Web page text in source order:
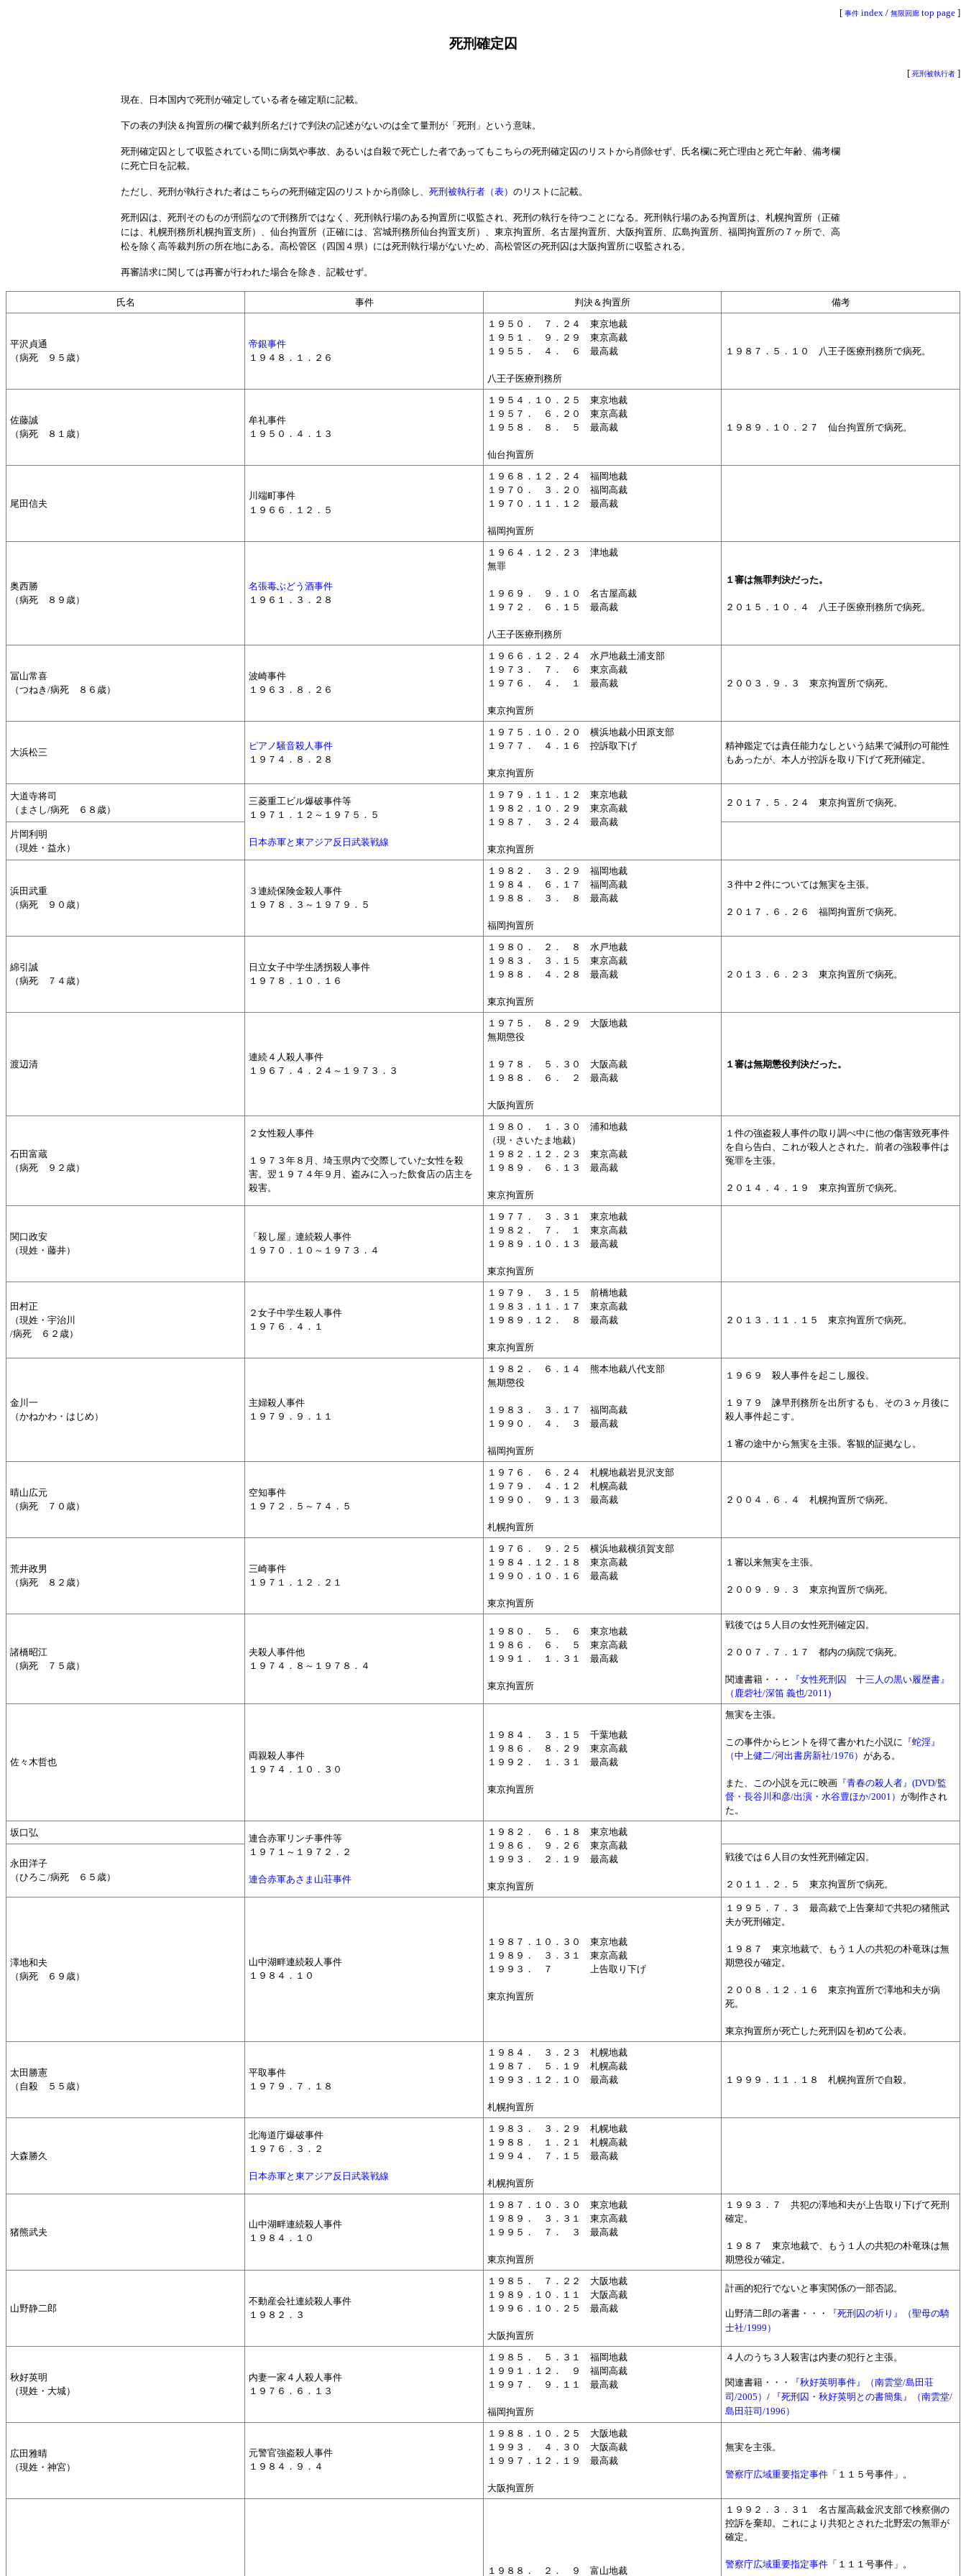
[ 事件 index / 無限回廊 top page ]
死刑確定囚
[ 死刑被執行者 ]
現在、日本国内で死刑が確定している者を確定順に記載。
下の表の判決＆拘置所の欄で裁判所名だけで判決の記述がないのは全て量刑が「死刑」という意味。
死刑確定囚として収監されている間に病気や事故、あるいは自殺で死亡した者であってもこちらの死刑確定囚のリストから削除せず、氏名欄に死亡理由と死亡年齢、備考欄
に死亡日を記載。
ただし、死刑が執行された者はこちらの死刑確定囚のリストから削除し、 死刑被執行者（表） のリストに記載。
死刑囚は、死刑そのものが刑罰なので刑務所ではなく、死刑執行場のある拘置所に収監され、死刑の執行を待つことになる。死刑執行場のある拘置所は、札幌拘置所（正確
には、札幌刑務所札幌拘置支所）、仙台拘置所（正確には、宮城刑務所仙台拘置支所）、東京拘置所、名古屋拘置所、大阪拘置所、広島拘置所、福岡拘置所の７ヶ所で、高
松を除く高等裁判所の所在地にある。高松管区（四国４県）には死刑執行場がないため、高松管区の死刑囚は大阪拘置所に収監される。
再審請求に関しては再審が行われた場合を除き、記載せず。
氏名 事件 判決＆拘置所 備考
平沢貞通
（病死 ９５歳）
帝銀事件
１９４８．１．２６
１９５０．
７．２４ 東京地裁
１９５１．
９．２９ 東京高裁
１９５５．
４． ６ 最高裁
八王子医療刑務所
１９８７． ５．１０ 八王子医療刑務所で病死。
佐藤誠
（病死 ８１歳）
牟礼事件
１９５０．４．１３
１９５４．１０．２５ 東京地裁
１９５７．
６．２０ 東京高裁
１９５８．
８． ５ 最高裁
仙台拘置所
１９８９．１０．２７ 仙台拘置所で病死。
尾田信夫
川端町事件
１９６６．１２．５
１９６８．１２．２４ 福岡地裁
１９７０．
３．２０ 福岡高裁
１９７０．１１．１２ 最高裁
福岡拘置所
奥西勝
（病死 ８９歳）
名張毒ぶどう酒事件
１９６１．３．２８
１９６４．１２．２３ 津地裁
無罪
１９６９．
９．１０ 名古屋高裁
１９７２．
６．１５ 最高裁
八王子医療刑務所
１審は無罪判決だった。
２０１５．１０．４ 八王子医療刑務所で病死。
冨山常喜
（つねき/病死 ８６歳）
波崎事件
１９６３．８．２６
１９６６．１２．２４ 水戸地裁土浦支部
１９７３．
７．
６ 東京高裁
１９７６．
４． １ 最高裁
東京拘置所
２００３． ９． ３ 東京拘置所で病死。
大浜松三
ピアノ騒音殺人事件
１９７４．８．２８
１９７５．１０．２０ 横浜地裁小田原支部
１９７７．
４．１６ 控訴取下げ
東京拘置所
精神鑑定では責任能力なしという結果で減刑の可能性
もあったが、本人が控訴を取り下げて死刑確定。
大道寺将司
（まさし/病死 ６８歳）
三菱重工ビル爆破事件等
１９７１．１２～１９７５．５
日本赤軍と東アジア反日武装戦線
１９７９．１１．１２ 東京地裁
１９８２．１０．２９ 東京高裁
１９８７．
３．２４ 最高裁
東京拘置所
２０１７．５．２４ 東京拘置所で病死。
片岡利明
（現姓・益永）
浜田武重
（病死 ９０歳）
３連続保険金殺人事件
１９７８．３～１９７９．５
１９８２．
３．２９ 福岡地裁
１９８４．
６．１７ 福岡高裁
１９８８．
３． ８ 最高裁
福岡拘置所
３件中２件については無実を主張。
２０１７．６．２６ 福岡拘置所で病死。
綿引誠
（病死 ７４歳）
日立女子中学生誘拐殺人事件
１９７８．１０．１６
１９８０． ２．
８ 水戸地裁
１９８３．
３．１５ 東京高裁
１９８８．
４．２８ 最高裁
東京拘置所
２０１３．６．２３ 東京拘置所で病死。
渡辺清
連続４人殺人事件
１９６７．４．２４～１９７３．３
１９７５．
８．２９ 大阪地裁
無期懲役
１９７８．
５．３０ 大阪高裁
１９８８．
６． ２ 最高裁
大阪拘置所
１審は無期懲役判決だった。
石田富蔵
（病死 ９２歳）
２女性殺人事件
１９７３年８月、埼玉県内で交際していた女性を殺
害。翌１９７４年９月、盗みに入った飲食店の店主を
殺害。
１９８０．
１．３０ 浦和地裁
（現・さいたま地裁）
１９８２．１２．２３ 東京高裁
１９８９．
６．１３ 最高裁
東京拘置所
１件の強盗殺人事件の取り調べ中に他の傷害致死事件
を自ら告白、これが殺人とされた。前者の強殺事件は
冤罪を主張。
２０１４．４．１９ 東京拘置所で病死。
関口政安
（現姓・藤井）
「殺し屋」連続殺人事件
１９７０．１０～１９７３．４
１９７７．
３．３１ 東京地裁
１９８２．
７．
１ 東京高裁
１９８９．１０．１３ 最高裁
東京拘置所
田村正
（現姓・宇治川
/病死 ６２歳）
２女子中学生殺人事件
１９７６．４．１
１９７９．
３．１５ 前橋地裁
１９８３．１１．１７ 東京高裁
１９８９．１２．
８ 最高裁
東京拘置所
２０１３．１１．１５ 東京拘置所で病死。
金川一
（かねかわ・はじめ）
主婦殺人事件
１９７９．９．１１
１９８２．
６．１４ 熊本地裁八代支部
無期懲役
１９８３．
３．１７ 福岡高裁
１９９０．
４． ３ 最高裁
福岡拘置所
１９６９ 殺人事件を起こし服役。
１９７９ 諫早刑務所を出所するも、その３ヶ月後に
殺人事件起こす。
１審の途中から無実を主張。客観的証拠なし。
晴山広元
（病死 ７０歳）
空知事件
１９７２．５～７４．５
１９７６．
６．２４ 札幌地裁岩見沢支部
１９７９．
４．１２ 札幌高裁
１９９０．
９．１３ 最高裁
札幌拘置所
２００４． ６． ４ 札幌拘置所で病死。
荒井政男
（病死 ８２歳）
三崎事件
１９７１．１２．２１
１９７６．
９．２５ 横浜地裁横須賀支部
１９８４．１２．１８ 東京高裁
１９９０．１０．１６ 最高裁
東京拘置所
１審以来無実を主張。
２００９． ９． ３ 東京拘置所で病死。
諸橋昭江
（病死 ７５歳）
夫殺人事件他
１９７４．８～１９７８．４
１９８０． ５．
６ 東京地裁
１９８６．
６．
５ 東京高裁
１９９１．
１．３１ 最高裁
東京拘置所
戦後では５人目の女性死刑確定囚。
２００７． ７．１７ 都内の病院で病死。
関連書籍・・・
『女性死刑囚 十三人の黒い履歴書』
（鹿砦社/深笛 義也/2011)
佐々木哲也
両親殺人事件
１９７４．１０．３０
１９８４．
３．１５ 千葉地裁
１９８６．
８．２９ 東京高裁
１９９２．
１．３１ 最高裁
東京拘置所
無実を主張。
この事件からヒントを得て書かれた小説に 『蛇淫』
（中上健二/河出書房新社/1976） がある。
また、この小説を元に映画 『青春の殺人者』(DVD/監
督・長谷川和彦/出演・水谷豊ほか/2001） が制作され
た。
坂口弘
連合赤軍リンチ事件等
１９７１～１９７２．２
連合赤軍あさま山荘事件
１９８２．
６．１８ 東京地裁
１９８６．
９．２６ 東京高裁
１９９３．
２．１９ 最高裁
東京拘置所
永田洋子
（ひろこ/病死 ６５歳）
戦後では６人目の女性死刑確定囚。
２０１１．２．５ 東京拘置所で病死。
澤地和夫
（病死 ６９歳）
山中湖畔連続殺人事件
１９８４．１０
１９８７．１０．３０ 東京地裁
１９８９．
３．３１ 東京高裁
１９９３．
７ 上告取り下げ
東京拘置所
１９９５．７．３ 最高裁で上告棄却で共犯の猪熊武
夫が死刑確定。
１９８７ 東京地裁で、もう１人の共犯の朴竜珠は無
期懲役が確定。
２００８．１２．１６ 東京拘置所で澤地和夫が病
死。
東京拘置所が死亡した死刑囚を初めて公表。
太田勝憲
（自殺 ５５歳）
平取事件
１９７９．７．１８
１９８４．
３．２３ 札幌地裁
１９８７．
５．１９ 札幌高裁
１９９３．１２．１０ 最高裁
札幌拘置所
１９９９．１１．１８ 札幌拘置所で自殺。
大森勝久
北海道庁爆破事件
１９７６．３．２
日本赤軍と東アジア反日武装戦線
１９８３．
３．２９ 札幌地裁
１９８８．
１．２１ 札幌高裁
１９９４．
７．１５ 最高裁
札幌拘置所
猪熊武夫
山中湖畔連続殺人事件
１９８４．１０
１９８７．１０．３０ 東京地裁
１９８９．
３．３１ 東京高裁
１９９５．
７． ３ 最高裁
東京拘置所
１９９３．７ 共犯の澤地和夫が上告取り下げて死刑
確定。
１９８７ 東京地裁で、もう１人の共犯の朴竜珠は無
期懲役が確定。
山野静二郎
不動産会社連続殺人事件
１９８２．３
１９８５．
７．２２ 大阪地裁
１９８９．１０．１１ 大阪高裁
１９９６．１０．２５ 最高裁
大阪拘置所
計画的犯行でないと事実関係の一部否認。
山野清二郎の著書・・・
『死刑囚の祈り』（聖母の騎
士社/1999）
秋好英明
（現姓・大城）
内妻一家４人殺人事件
１９７６．６．１３
１９８５．
５．３１ 福岡地裁
１９９１．１２．
９ 福岡高裁
１９９７．
９．１１ 最高裁
福岡拘置所
４人のうち３人殺害は内妻の犯行と主張。
関連書籍・・・
『秋好英明事件』（南雲堂/島田荘
司/2005） / 『死刑囚・秋好英明との書簡集』（南雲堂/
島田荘司/1996）
広田雅晴
（現姓・神宮）
元警官強盗殺人事件
１９８４．９．４
１９８８．１０．２５ 大阪地裁
１９９３．
４．３０ 大阪高裁
１９９７．１２．１９ 最高裁
大阪拘置所
無実を主張。
警察庁広域重要指定事件 「１１５号事件」。
１９８８． ２． ９ 富山地裁
１９９２．３．３１ 名古屋高裁金沢支部で検察側の
控訴を棄却。これにより共犯とされた北野宏の無罪が
確定。
警察庁広域重要指定事件 「１１１号事件」。